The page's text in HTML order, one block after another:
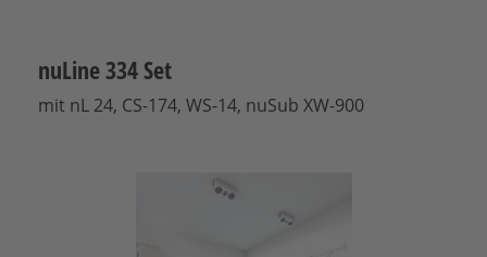
nuLine 334 Set
mit nL 24, CS-174, WS-14, nuSub XW-900